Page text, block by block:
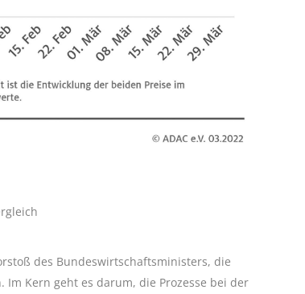
des Bundeswirtschaftsministers, die
Kern geht es darum, die Prozesse bei der